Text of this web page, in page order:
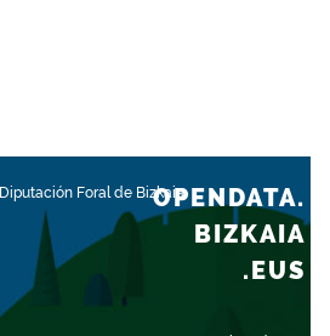
Diputación Foral de BizkaiaOPENDATA.
BIZKAIA
.EUS